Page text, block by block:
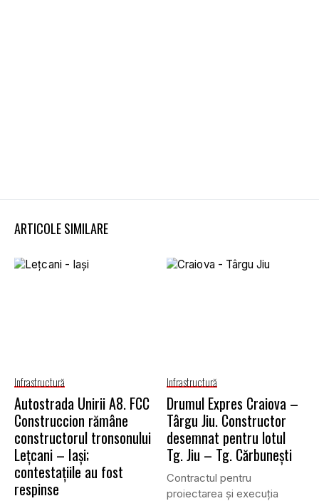
ARTICOLE SIMILARE
Infrastructură
Autostrada Unirii A8. FCC
Construccion rămâne
constructorul tronsonului
Lețcani – Iași;
contestațiile au fost
respinse
Infrastructură
Drumul Expres Craiova –
Târgu Jiu. Constructor
desemnat pentru lotul
Tg. Jiu – Tg. Cărbunești
Contractul pentru
proiectarea și execuția